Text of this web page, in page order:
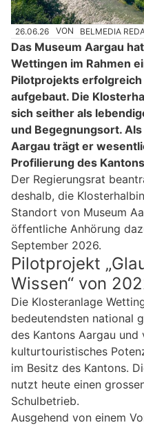
26.06.26 VON BELMEDIA
Das Museum Aargau
Wettingen im Rahmen
Pilotprojekts
aufgebaut. Die
sich seither als
und Begegnungsort.
Aargau trägt er
Profilierung des
Der Regierungsrat
deshalb, die
Standort von Museum
öffentliche Anhörung
September 2026.
Pilotprojekt
Wissen“ von
Die Klosteranlage
bedeutendsten national
des Kantons Aargau
kulturtouristisches
im Besitz des Kantons.
nutzt heute einen
Schulbetrieb.
Ausgehend von einem